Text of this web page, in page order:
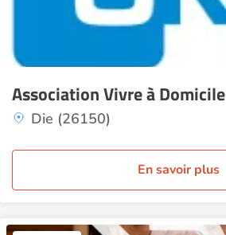
Association Vivre à Domicile
Die (26150)
En savoir plus